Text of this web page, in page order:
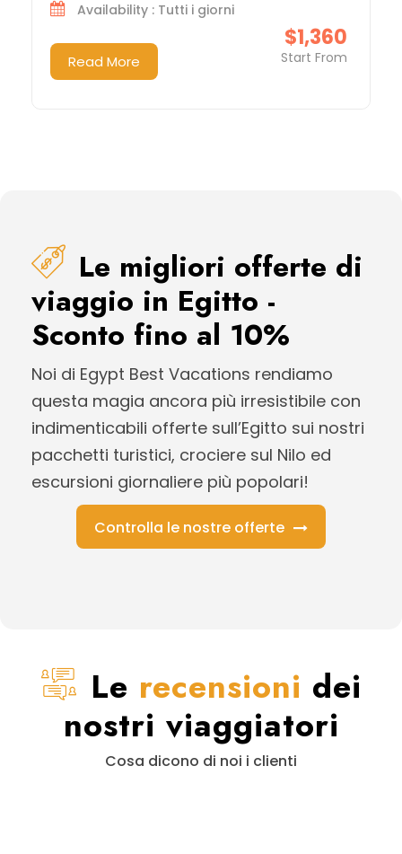
$1,360
Start From
Availability : Tutti i giorni
Read More
Le migliori offerte di
viaggio in Egitto -
Sconto fino al 10%
Noi di Egypt Best Vacations rendiamo
questa magia ancora più irresistibile con
indimenticabili offerte sull’Egitto sui nostri
pacchetti turistici, crociere sul Nilo ed
escursioni giornaliere più popolari!
Controlla le nostre offerte
Le recensioni dei
nostri viaggiatori
Cosa dicono di noi i clienti